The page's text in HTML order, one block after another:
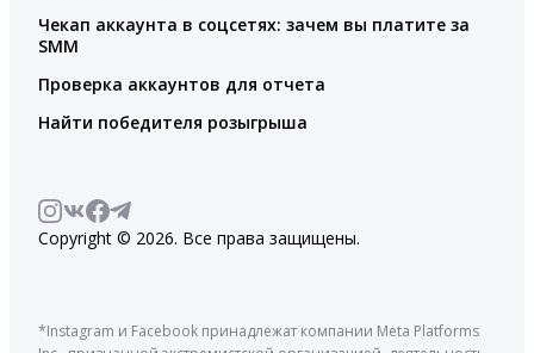
Чекап аккаунта в соцсетях: зачем вы платите за
SMM
Проверка аккаунтов для отчета
Найти победителя розыгрыша
Copyright © 2026. Все права защищены.
*Instagram и Facebook принадлежат компании Meta Platforms